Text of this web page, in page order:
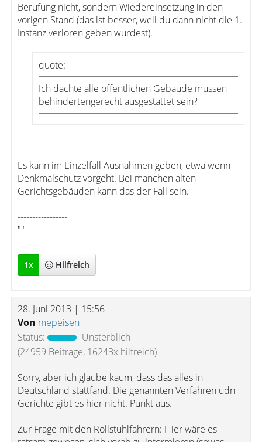
Berufung nicht, sondern Wiedereinsetzung in den
vorigen Stand (das ist besser, weil du dann nicht die 1.
Instanz verloren geben würdest).
quote:
Ich dachte alle öffentlichen Gebäude müssen
behindertengerecht ausgestattet sein?
Es kann im Einzelfall Ausnahmen geben, etwa wenn
Denkmalschutz vorgeht. Bei manchen alten
Gerichtsgebäuden kann das der Fall sein.
-----------------
""
1x Hilfreich
28. Juni 2013 | 15:56
Von mepeisen
Status:
Unsterblich
(24959 Beiträge, 16243x hilfreich)
Sorry, aber ich glaube kaum, dass das alles in
Deutschland stattfand. Die genannten Verfahren udn
Gerichte gibt es hier nicht. Punkt aus.
Zur Frage mit den Rollstuhlfahrern: Hier wäre es